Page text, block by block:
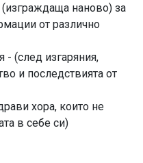
(изграждаща наново) за
от различно
- (след изгаряния,
и последствията от
хора, които не
в себе си)